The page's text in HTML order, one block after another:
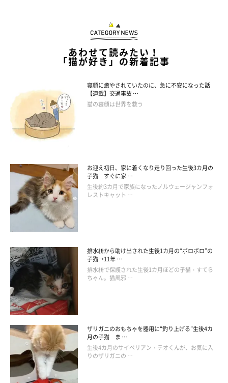
2本足で立つ真珠ちゃん。
そんな真珠ちゃんは、お迎え当時からかなりのマイペースさん
で、「成長とともにマイペース度に磨きがかかっている」
飼い主さんは真珠ちゃんと過ごしていて、こんなことを感じてい
飼い主さん：
「変なところにこだわるところやゴハンの好き嫌いなど、私が産
んだわけではありませんが、不思議なことに
うところがたくさんあります
もちろん可愛いのですが、そのわがままで気まぐれな様子を見て
いると、昔私が母からよく叱られていたことを思い出します。
『私とまったく同じことをしているな……（笑）』
あわせて読みたい！
「猫が好き」の新着記事
寝顔に癒やされていたのに、急に不安になった話
【連載】交通事故 …
猫の寝顔は世界を救う
お迎え初日、家に着くなり走り回った生後3カ月の
子猫 すぐに家 …
生後約3カ月で家族になったノルウェージャンフォ
レストキャット …
排水枡から助け出された生後1カ月の“ボロボロ”の
子猫→11年 …
排水枡で保護された生後1カ月ほどの子猫・すてら
ちゃん。猫風邪 …
ザリガニのおもちゃを器用に“釣り上げる”生後4カ
月の子猫 ま …
生後4カ月のサイベリアン・テオくんが、お気に入
りのザリガニの …